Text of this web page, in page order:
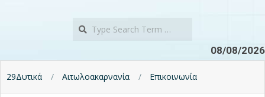
08/08/2026
29Δυτικά Αιτωλοακαρνανία Επικοινωνία